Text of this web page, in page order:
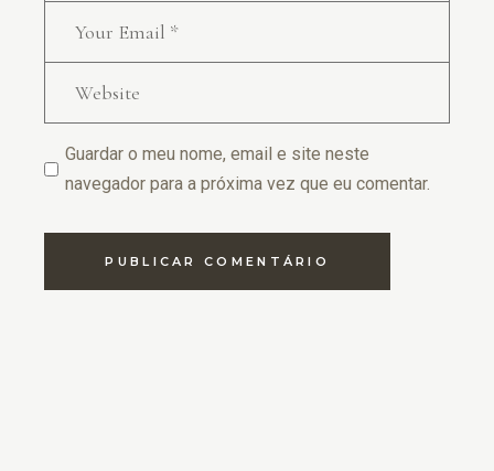
Guardar o meu nome, email e site neste
navegador para a próxima vez que eu comentar.
PUBLICAR COMENTÁRIO